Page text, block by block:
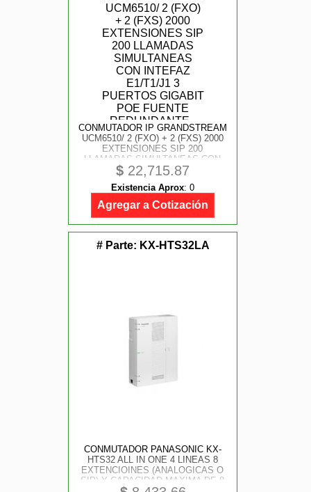
CONMUTADOR IP GRANDSTREAM
UCM6510/ 2 (FXO) + 2 (FXS) 2000
EXTENSIONES SIP 200
LLAMADAS SIMULTANEAS CON
INTEFAZ E1/ T1/ J1 3 PUERTOS
GIGABIT POE FUENTE
REDUNDANTE
$ 22,715.87
Existencia Aprox: 0
Agregar a Cotización
# Parte: KX-HTS32LA
CONMUTADOR PANASONIC KX-
HTS32 ALL IN ONE 4 LINEAS 8
EXTENCIOINES (ANALOGICAS O
SIP) Y CAPACIDAD MAXIMA DE 8